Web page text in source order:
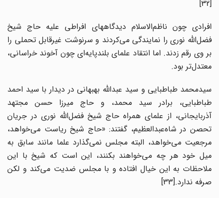
افرادی چون ناظم‌الاسلام دیدگاههای افراطی علیه حاج شیخ
فضل‌الله نوری را نمایندگی می‌کردند و سرنوشت غیرقابل تحملی را
بر وی رقم زدند. اما انتقاد علمای بلندپایه‌ای چون آخوند خراسانی،
معتدل‌تر بود.
سیدمحمد طباطبایی و سید عبدالله بهبهانی در دیدار با سید احمد
طباطبایی، برادر سید محمد، و حاج میرزا حسن مجتهد
آذربایجانی، از علمای همراه حاج شیخ فضل‌الله نوری در جریان
تحصن در شاه‌عبدالعظیم، گفتند: «حاج شیخ ریاست می‌خواهد،
مرجعیت می‌خواهد، البته مجلس نمی‌گذارد علما مانند سابق به
میل خود هر چه می‌خواهند بکنند، این است که شیخ با این
ملاحظات به این خیال افتاده و با مجلس ضدیت می‌کند و لکن
صرفه ندارد.[33]